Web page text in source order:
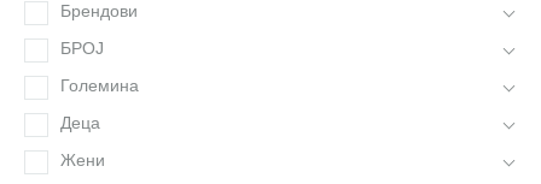
Брендови
БРОЈ
Големина
Деца
Жени